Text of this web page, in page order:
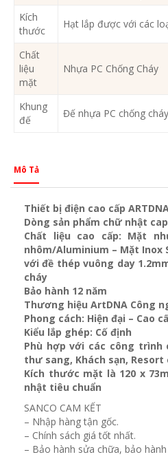
Kích
thước
Hạt lắp được với các
Chất
liệu
mặt
Nhựa PC Chống Cháy
Khung
đế
Đế nhựa PC chống cháy
Mô Tả
Thiết bị điện cao cấp
Dòng sản phẩm chữ nhật
Chất liệu cao cấp: Mặt
nhôm/Aluminium – Mặt Inox
với đề thép vuông day
cháy
Bảo hành 12 năm
Thương hiệu ArtDNA Công
Phong cách: Hiện đại – Cao
Kiểu lắp ghép: Cố định
Phù hợp với các công trình
thư sang, Khách sạn, Resort
Kích thước mặt là 120 x
nhật tiêu chuẩn
SANCO CAM KẾT
– Nhập hàng tận gốc.
– Chính sách giá tốt nhất.
– Bảo hành sửa chữa, bảo